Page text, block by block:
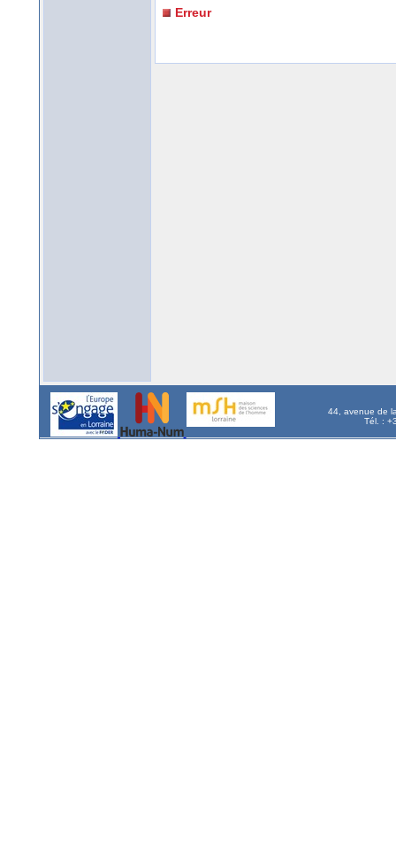
Erreur
44, avenue de
Tél. :